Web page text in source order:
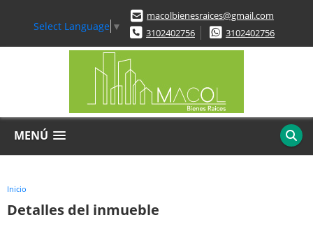
Select Language ▼
macolbienesraices@gmail.com
3102402756
3102402756
MENÚ
Inicio
Detalles del inmueble